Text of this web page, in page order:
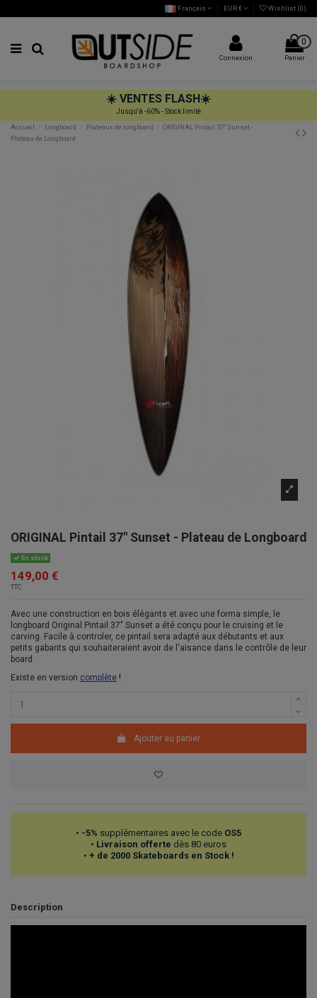
Français EUR € Wishlist (0)
Connexion
0
Panier
☀️ VENTES FLASH☀️
Jusqu'à -60% - Stock limité
Accueil
Longboard Plateaux de longboard
ORIGINAL Pintail 37" Sunset -
Plateau de Longboard
ORIGINAL Pintail 37" Sunset - Plateau de Longboard
En stock
149,00 €
TTC
Avec une construction en bois élégants et avec une forma simple, le
longboard Original Pintail 37" Sunset a été conçu pour le cruising et le
carving. Facile à controler, ce pintail sera adapté aux débutants et aux
petits gabarits qui souhaiteraient avoir de l'aisance dans le contrôle de leur
board.
Existe en version complète !
Ajouter au panier
• -5% supplémentaires avec le code OS5
• Livraison offerte dès 80 euros
• + de 2000 Skateboards en Stock !
Description